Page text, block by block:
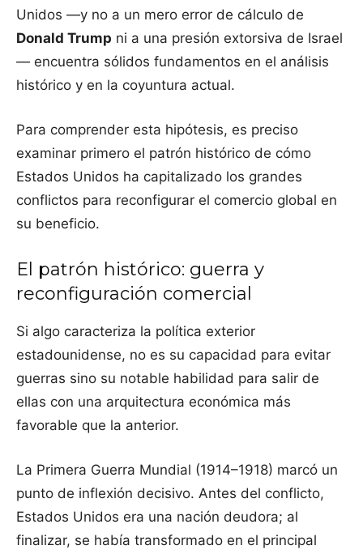
Unidos —y no a un mero error de cálculo de
Donald Trump ni a una presión extorsiva de Israel
— encuentra sólidos fundamentos en el análisis
histórico y en la coyuntura actual.
Para comprender esta hipótesis, es preciso
examinar primero el patrón histórico de cómo
Estados Unidos ha capitalizado los grandes
conflictos para reconfigurar el comercio global en
su beneficio.
El patrón histórico: guerra y
reconfiguración comercial
Si algo caracteriza la política exterior
estadounidense, no es su capacidad para evitar
guerras sino su notable habilidad para salir de
ellas con una arquitectura económica más
favorable que la anterior.
La Primera Guerra Mundial (1914–1918) marcó un
punto de inflexión decisivo. Antes del conflicto,
Estados Unidos era una nación deudora; al
finalizar, se había transformado en el principal